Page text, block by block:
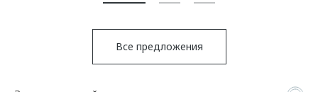
Все предложения